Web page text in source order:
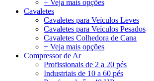
+ Veja mais opções
Cavaletes
Cavaletes para Veículos Leves
Cavaletes para Veículos Pesados
Cavaletes Colhedora de Cana
+ Veja mais opções
Compressor de Ar
Profissionais de 2 a 20 pés
Industriais de 10 a 60 pés